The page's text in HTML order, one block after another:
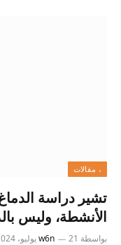
، مقالات
تشير دراسة
الأنشطة، وليس
بواسطة w6n 21 يوليو، 2024